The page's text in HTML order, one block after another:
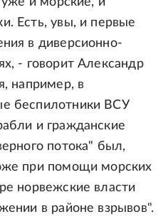
Есть, увы, и первые
в диверсионно-
- говорит Александр
например, в
беспилотники ВСУ
и гражданские
потока" был,
при помощи морских
норвежские власти
в районе взрывов".